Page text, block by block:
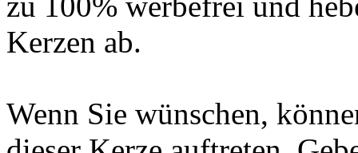
Kerzen ab.
Wenn Sie wünschen,